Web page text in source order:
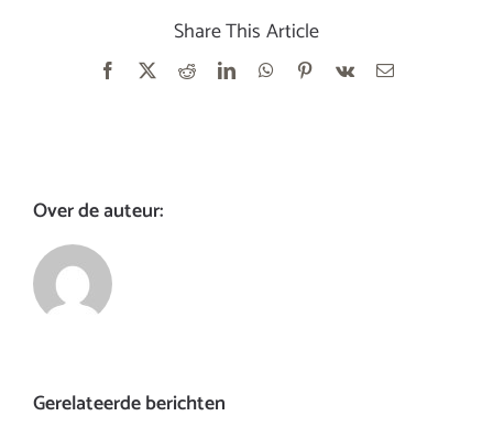
Share This Article
Facebook RedditLinkedInWhatsApp
Pinterest
Vk
E-
Over de auteur:
Gerelateerde berichten